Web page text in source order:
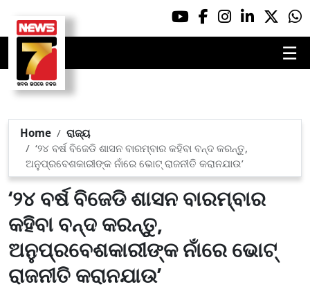
☰
Home
ରାଜ୍ୟ
‘୨୪ ବର୍ଷ ବିଜେଡି ଶାସନ ବାରମ୍ବାର କହିବା ବନ୍ଦ କରନ୍ତୁ,
ଅନୁପ୍ରବେଶକାରୀଙ୍କ ନାଁରେ ଭୋଟ୍ ରାଜନୀତି କରାନଯାଉ’
‘୨୪ ବର୍ଷ ବିଜେଡି ଶାସନ ବାରମ୍ବାର
କହିବା ବନ୍ଦ କରନ୍ତୁ,
ଅନୁପ୍ରବେଶକାରୀଙ୍କ ନାଁରେ ଭୋଟ୍
ରାଜନୀତି କରାନଯାଉ’